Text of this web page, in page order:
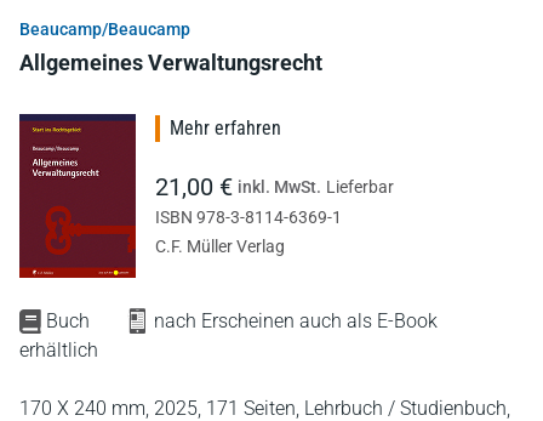
Beaucamp/Beaucamp
Allgemeines Verwaltungsrecht
Buch
nach Erscheinen auch als E-Book
erhältlich
170 X 240 mm, 2025, 171 Seiten, Lehrbuch / Studienbuch,
Mehr erfahren
21,00 € inkl. MwSt. Lieferbar
ISBN 978-3-8114-6369-1
C.F. Müller Verlag